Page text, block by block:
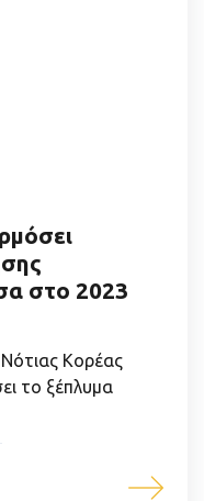
στο 2023
Κορέας
το ξέπλυμα